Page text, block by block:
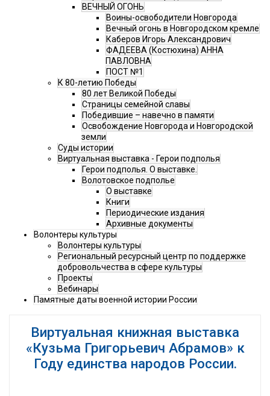
ВЕЧНЫЙ ОГОНЬ
Воины-освободители Новгорода
Вечный огонь в Новгородском кремле
Каберов Игорь Александрович
ФАДЕЕВА (Костюхина) АННА
ПАВЛОВНА
ПОСТ №1
К 80-летию Победы
80 лет Великой Победы
Страницы семейной славы
Победившие – навечно в памяти
Освобождение Новгорода и Новгородской
земли
Суды истории
Виртуальная выставка - Герои подполья
Герои подполья. О выставке.
Волотовское подполье
О выставке
Книги
Периодические издания
Архивные документы
Волонтеры культуры
Волонтеры культуры
Региональный ресурсный центр по поддержке
добровольчества в сфере культуры
Проекты
Вебинары
Памятные даты военной истории России
Виртуальная книжная выставка
«Кузьма Григорьевич Абрамов» к
Году единства народов России.